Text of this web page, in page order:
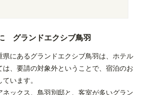
グランドエクシブ鳥羽
県にあるグランドエクシブ鳥羽は、ホテル
は、要請の対象外ということで、宿泊のお
います。
ネックス、鳥羽別邸と、客室が多いグラン